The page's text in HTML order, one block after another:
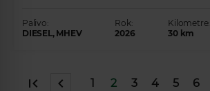
Palivo:
DIESEL, MHEV
Rok:
2026
Kilometre:
30 km
1 2 3 4 5 6